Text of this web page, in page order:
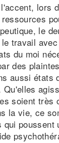
lors
le
travail
du moi
des
aussi états
soient très
la vie, ce
poussent